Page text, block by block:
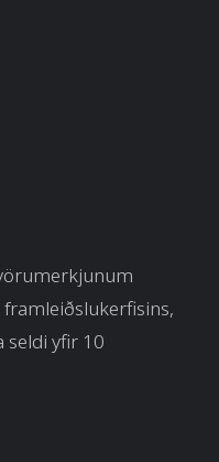
seldi yfir 10